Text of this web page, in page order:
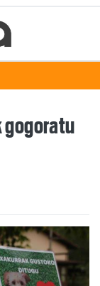
gogoratu